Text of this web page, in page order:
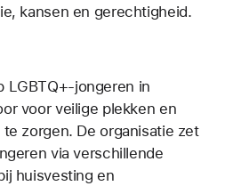
kansen en gerechtigheid.
LGBTQ+-jongeren in
voor veilige plekken en
zorgen. De organisatie zet
via verschillende
huisvesting en